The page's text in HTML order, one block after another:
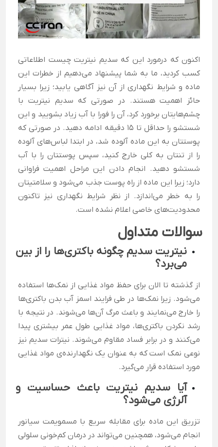
اکنون که درمورد این که سدیم نیتریت چیست اطلاعاتی
کسب کردید، ما به شما پیشنهاد می‌دهیم از خطرات این
ماده و شرایط نگهداری از آن نیز آگاهی یابید؛ زیرا بسیار
حائز اهمیت هستند. در صورتی که سدیم نیتریت با
چشم‌هایتان برخورد کرد، آن را فورا با آب زیاد بشویید و این
شستشو را حداقل تا 15 دقیقه ادامه دهید. در صورتی که
پوستتان به این ماده آلوده شد، در ابتدا لباس‌های آلوده
را از تنتان به کلی خارج کنید، سپس پوستتان را با آب
شستشو دهید. انجام دادن این مراحل اهمیت فراوانی
دارد؛ زیرا این ماده از راه پوست جذب می‌شود و سلامتیتان
را به خطر می‌اندازد. از نظر شرایط نگهداری نیز تاکنون
محدودیت‌های خاصی اعلام نشده است.
سوالات متداول
نیتریت سدیم چگونه باکتری‌ها را از بین
می‌برد؟
از گذشته تا الان برای حفظ مواد غذایی از نمک‌ها استفاده
می‌شود. زیرا نمک‌ها در طی فرایند اسمز آب بدن باکتری‌ها
را خارج می‌نمایند و باعث مرگ آن‌ها می‌شوند. در نتیجه با
رشد نکردن باکتری‌ها، مواد غذایی طول عمر بیشتری پیدا
می‌کنند و در برابر فساد مقاوم می‌شوند. نیترات سدیم نیز
نوعی نمک است که به عنوان یک نگهدارنده‌ی مواد غذایی
مورد استفاده قرار می‌گیرد.
آیا سدیم نیتریت باعث حساسیت و
آلرژی می‌شود؟
تزریق این ماده برای مقابله سریع با مسمویمت سیانور
انجام می‌شود، همچنین می‌تواند در درمان کم‌خونی سلولی